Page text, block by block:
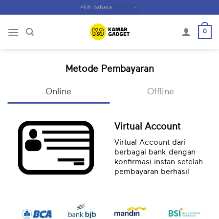
content
0
Metode Pembayaran
Online Offline
Virtual Account
Virtual Account dari
berbagai bank dengan
konfirmasi instan setelah
pembayaran berhasil